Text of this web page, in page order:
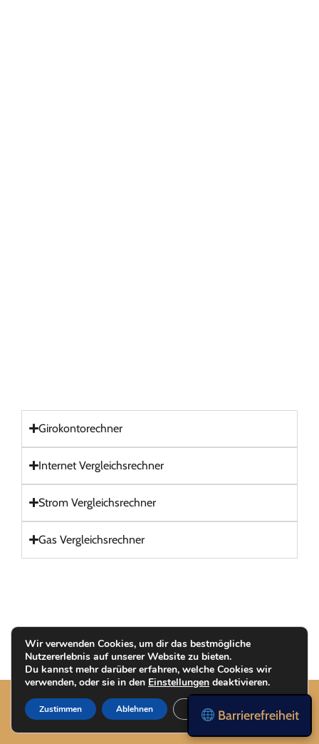
Girokontorechner
Internet Vergleichsrechner
Strom Vergleichsrechner
Gas Vergleichsrechner
Barrierefreiheit
Wir verwenden Cookies, um dir das bestmögliche
Nutzererlebnis auf unserer Website zu bieten.
Du kannst mehr darüber erfahren, welche Cookies wir
verwenden, oder sie in den Einstellungen deaktivieren.
Zustimmen Ablehnen Einstellungen